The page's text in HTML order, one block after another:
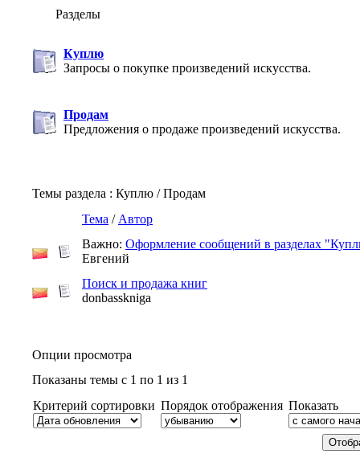
Разделы
Куплю
Запросы о покупке произведений искусства.
Продам
Предложения о продаже произведений искусства.
Темы раздела : Куплю / Продам
Тема / Автор
Важно: Оформление сообщений в разделах
Евгений
Поиск и продажа книг
donbasskniga
Опции просмотра
Показаны темы с 1 по 1 из 1
Критерий сортировки Порядок отображения Показать